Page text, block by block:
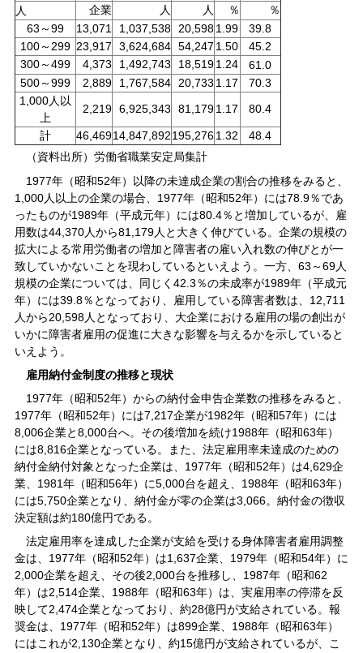
人
企業 人 人 ％
％
63～99
13,071 1,037,538 20,5981.99
39.8
100～299 23,917 3,624,684 54,247 1.50
45.2
300～499
4,373 1,492,743 18,5191.24
61.0
500～999
2,889 1,767,584 20,733 1.17
70.3
1,000人以
上
2,219 6,925,343 81,1791.17 80.4
計 46,46914,847,892195,2761.32
48.4
（資料出所）労働省職業安定局集計
1977年（昭和52年）以降の未達成企業の割合の推移をみると、
1,000人以上の企業の場合、1977年（昭和52年）には78.9％であ
ったものが1989年（平成元年）には80.4％と増加しているが、雇
用数は44,370人から81,179人と大きく伸びている。企業の規模の
拡大による常用労働者の増加と障害者の雇い入れ数の伸びとが一
致していかないことを現わしているといえよう。一方、63～69人
規模の企業については、同じく42.3％の未成率が1989年（平成元
年）には39.8％となっており、雇用している障害者数は、12,711
人から20,598人となっており、大企業における雇用の場の創出が
いかに障害者雇用の促進に大きな影響を与えるかを示していると
いえよう。
雇用納付金制度の推移と現状
1977年（昭和52年）からの納付金申告企業数の推移をみると、
1977年（昭和52年）には7,217企業が1982年（昭和57年）には
8,006企業と8,000台へ。その後増加を続け1988年（昭和63年）
には8,816企業となっている。また、法定雇用率未達成のための
納付金納付対象となった企業は、1977年（昭和52年）は4,629企
業、1981年（昭和56年）に5,000台を超え、1988年（昭和63年）
には5,750企業となり、納付金が零の企業は3,066。納付金の徴収
決定額は約180億円である。
法定雇用率を達成した企業が支給を受ける身体障害者雇用調整
金は、1977年（昭和52年）は1,637企業、1979年（昭和54年）に
2,000企業を超え、その後2,000台を推移し、1987年（昭和62
年）は2,514企業、1988年（昭和63年）は、実雇用率の停滞を反
映して2,474企業となっており、約28億円が支給されている。報
奨金は、1977年（昭和52年）は899企業、1988年（昭和63年）
にはこれが2,130企業となり、約15億円が支給されているが、こ